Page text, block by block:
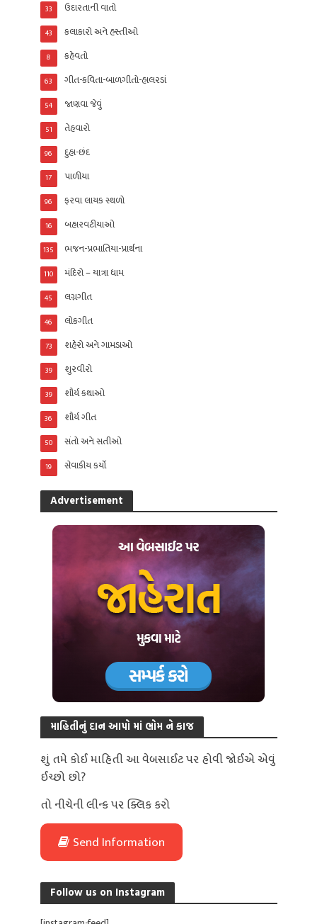
ઉદારતાની વાતો
33
કલાકારો અને હસ્તીઓ
43
કહેવતો
8
ગીત-કવિતા-બાળગીતો-હાલરડાં
63
જાણવા જેવું
54
તેહવારો
51
દુહા-છંદ
96
પાળીયા
17
ફરવા લાયક સ્થળો
96
બહારવટીયાઓ
16
ભજન-પ્રભાતિયા-પ્રાર્થના
135
મંદિરો – યાત્રા ધામ
110
લગ્નગીત
45
લોકગીત
46
શહેરો અને ગામડાઓ
73
શુરવીરો
39
શૌર્ય કથાઓ
39
શૌર્ય ગીત
36
સંતો અને સતીઓ
50
સેવાકીય કર્યો
19
Advertisement
માહિતીનું દાન આપો માં ભોમ ને કાજ
શું તમે કોઈ માહિતી આ વેબસાઈટ પર હોવી જોઈએ એવું
ઈચ્છો છો?
તો નીચેની લીન્ક પર ક્લિક કરો
Send Information
Follow us on Instagram